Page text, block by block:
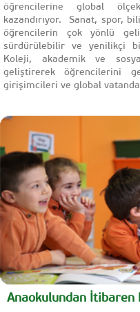
öğrencilerine global
kazandırıyor. Sanat, spor,
öğrencilerin çok yönlü
sürdürülebilir ve yenilikçi
Koleji, akademik ve
geliştirerek öğrencilerini
girişimcileri ve global
Anaokulundan İtibaren